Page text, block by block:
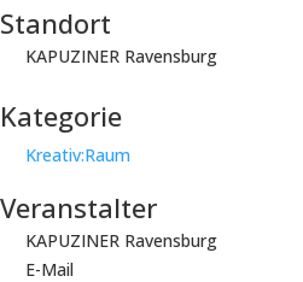
Standort
KAPUZINER Ravensburg
Kategorie
Kreativ:Raum
Veranstalter
KAPUZINER Ravensburg
E-Mail